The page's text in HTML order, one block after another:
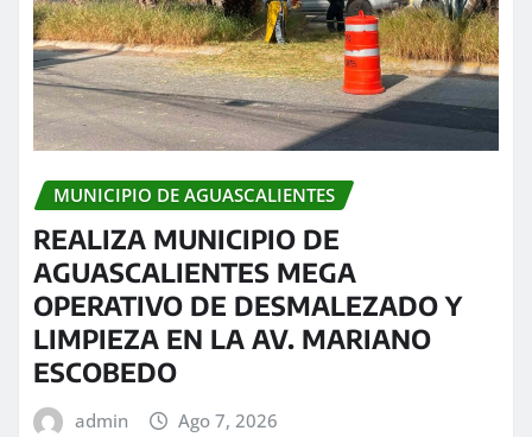
MUNICIPIO DE AGUASCALIENTES
REALIZA MUNICIPIO DE
AGUASCALIENTES MEGA
OPERATIVO DE DESMALEZADO Y
LIMPIEZA EN LA AV. MARIANO
ESCOBEDO
admin Ago 7, 2026